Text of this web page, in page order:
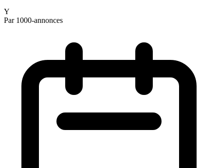
Y
Par 1000-annonces